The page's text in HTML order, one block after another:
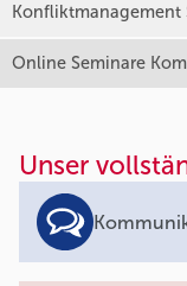
Konfliktmanagement
Online Seminare
Unser